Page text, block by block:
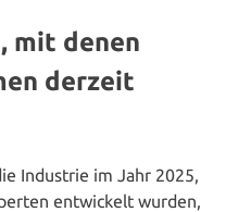
mit denen
derzeit
Industrie im Jahr 2025,
ent­wi­ckelt wurden,